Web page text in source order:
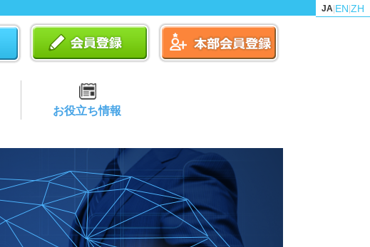
JA|EN|ZH
お役立ち情報